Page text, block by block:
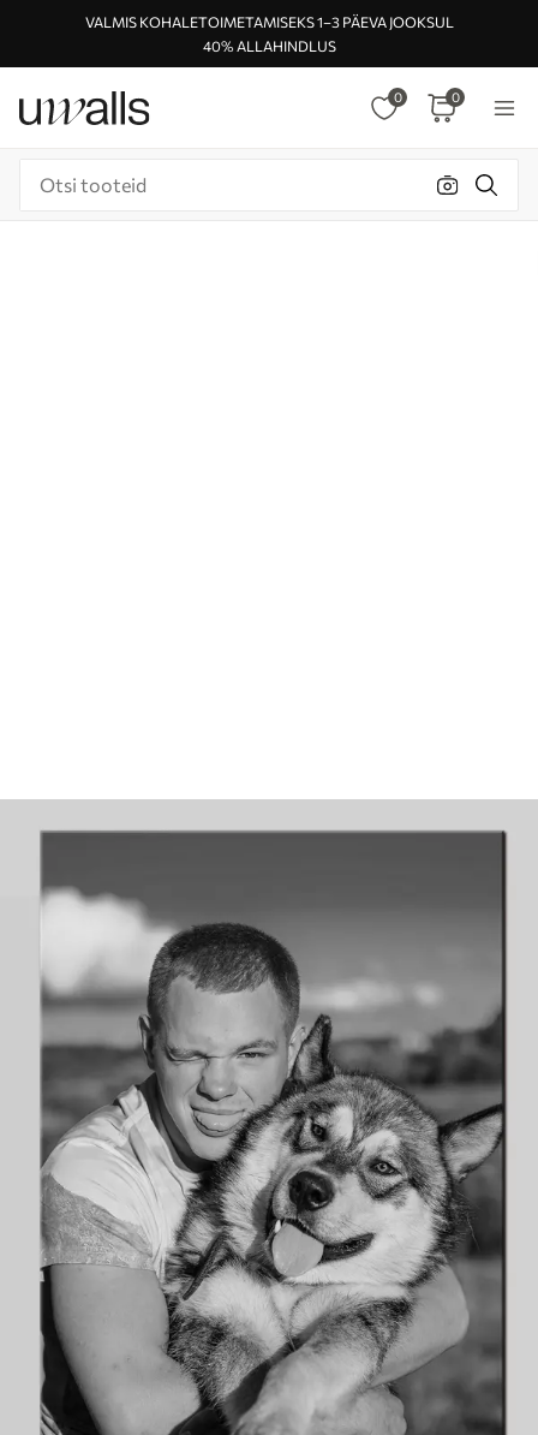
VALMIS KOHALETOIMETAMISEKS 1–3 PÄEVA JOOKSUL
40% ALLAHINDLUS
0 0